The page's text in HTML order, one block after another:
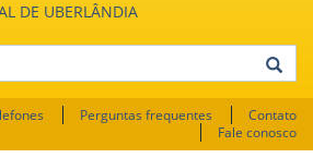
DE UBERLÂNDIA
Perguntas frequentes
Contato
Fale conosco